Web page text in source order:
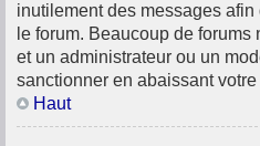
inutilement des messages afin
le forum. Beaucoup de
et un administrateur ou un
sanctionner en abaissant
Haut